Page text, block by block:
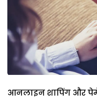
आनलाइन शापिंग और